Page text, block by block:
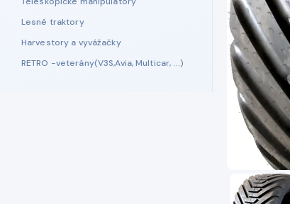
Lesné traktory
Harvestory a vyvážačky
RETRO -veterány(V3S,Avia, Multicar, ...)